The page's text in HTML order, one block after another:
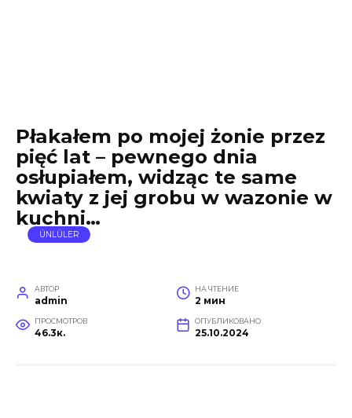
Płakałem po mojej żonie przez
pięć lat – pewnego dnia
osłupiałem, widząc te same
kwiaty z jej grobu w wazonie w
kuchni…
ÜNLÜLER
АВТОР
admin
НА ЧТЕНИЕ
2 мин
ПРОСМОТРОВ
46.3к.
ОПУБЛИКОВАНО
25.10.2024